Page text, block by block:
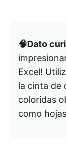
🧠Dato
Excel!
la cinta de
coloridas
como